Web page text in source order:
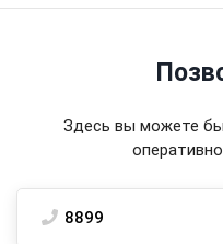
Здесь вы можете
8899